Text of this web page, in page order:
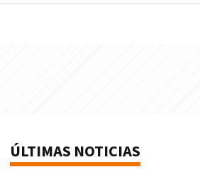
ÚLTIMAS NOTICIAS